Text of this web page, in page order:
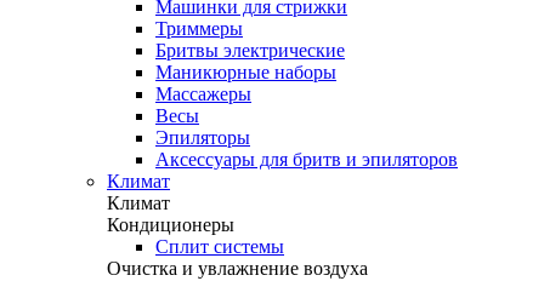
Машинки для стрижки
Триммеры
Бритвы электрические
Маникюрные наборы
Массажеры
Весы
Эпиляторы
Аксессуары для бритв и эпиляторов
Климат
Климат
Кондиционеры
Сплит системы
Очистка и увлажнение воздуха